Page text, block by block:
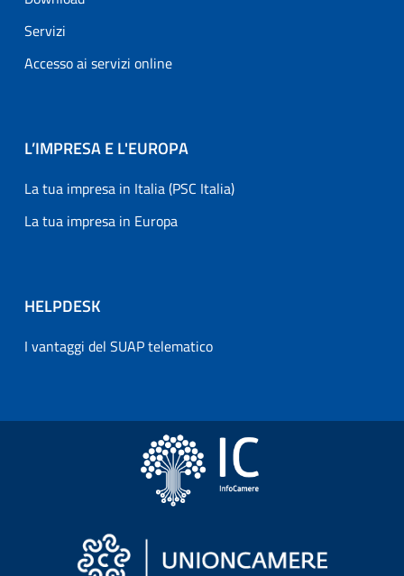
Servizi
Accesso ai servizi online
L’IMPRESA E L'EUROPA
La tua impresa in Italia (PSC Italia)
La tua impresa in Europa
HELPDESK
I vantaggi del SUAP telematico